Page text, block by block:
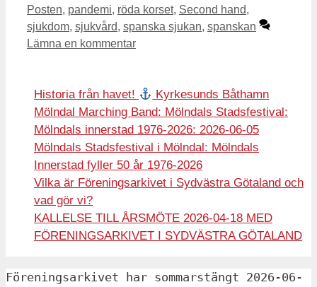
Posten, pandemi, röda korset, Second hand,
sjukdom, sjukvård, spanska sjukan, spanskan
Lämna en kommentar
Historia från havet!
Kyrkesunds Båthamn
Mölndal Marching Band: Mölndals Stadsfestival:
Mölndals innerstad 1976-2026: 2026-06-05
Mölndals Stadsfestival i Mölndal: Mölndals
Innerstad fyller 50 år 1976-2026
Vilka är Föreningsarkivet i Sydvästra Götaland och
vad gör vi?
KALLELSE TILL ÅRSMÖTE 2026-04-18 MED
FÖRENINGSARKIVET I SYDVÄSTRA GÖTALAND
Föreningsarkivet har sommarstängt 2026-06-